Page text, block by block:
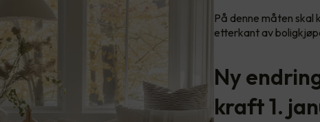
På denne måten
etterkant av
Ny
kraft 1.